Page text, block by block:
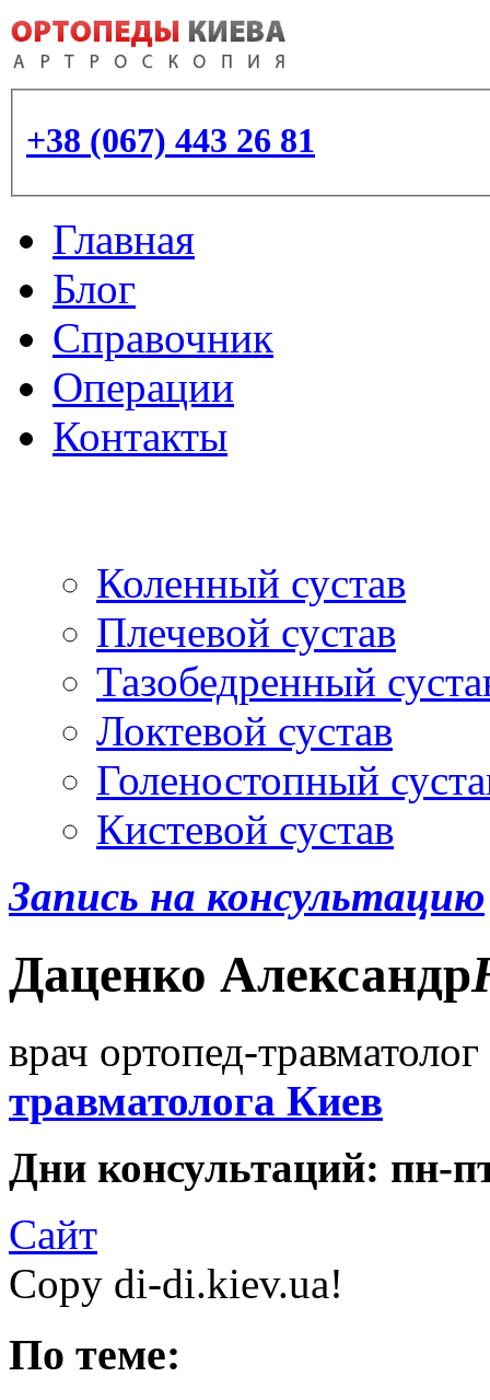
+38 (067) 443 26 81
Главная
Блог
Справочник
Операции
Контакты
Коленный сустав
Плечевой сустав
Тазобедренный
Локтевой сустав
Голеностопный
Кистевой сустав
Запись на консультацию
Даценко Александр
врач ортопед-
травматолога Киев
Дни консультаций: пн-
Сайт
Copy di-di.kiev.ua!
По теме: